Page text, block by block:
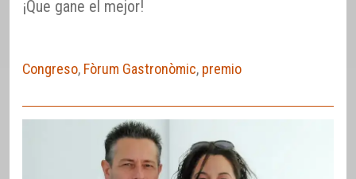
¡Que gane el mejor!
Congreso, Fòrum Gastronòmic, premio